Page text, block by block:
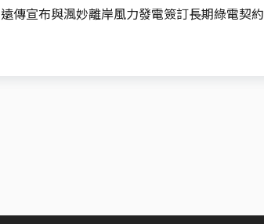
遠傳宣布與渢妙離岸風力發電簽訂長期綠電契約